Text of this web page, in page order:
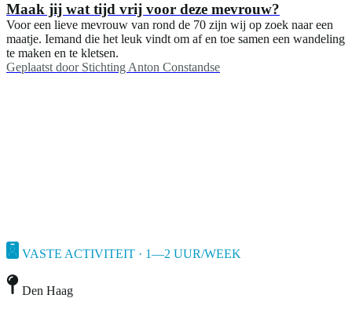
Maak jij wat tijd vrij voor deze mevrouw?
Voor een lieve mevrouw van rond de 70 zijn wij op zoek naar een
maatje. Iemand die het leuk vindt om af en toe samen een wandeling
te maken en te kletsen.
Geplaatst door Stichting Anton Constandse
VASTE ACTIVITEIT · 1—2 UUR/WEEK
Den Haag